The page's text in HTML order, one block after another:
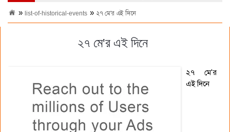
list-of-historical-events ২৭ মে'র এই দিনে
২৭ মে'র এই দিনে
২৭ মে'র
এই দিনে